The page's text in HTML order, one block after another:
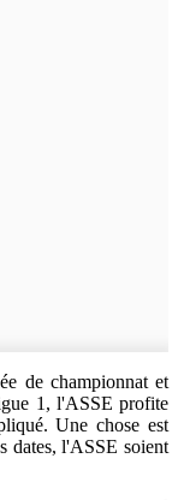
de championnat et
1, l'ASSE profite
Une chose est
dates, l'ASSE soient